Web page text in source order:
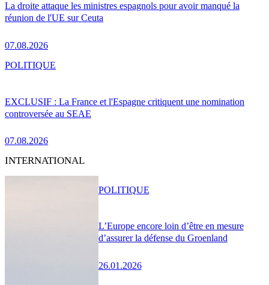
La droite attaque les ministres espagnols pour avoir manqué la
réunion de l'UE sur Ceuta
07.08.2026
EXCLUSIF : La France et l'Espagne critiquent une nomination
controversée au SEAE
07.08.2026
POLITIQUE
INTERNATIONAL
L’Europe encore loin d’être en mesure
d’assurer la défense du Groenland
26.01.2026
POLITIQUE